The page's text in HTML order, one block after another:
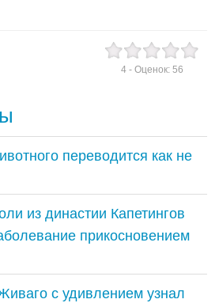
4- Оценок: 56
переводится как не
из династии Капетингов
прикосновением
с удивлением узнал